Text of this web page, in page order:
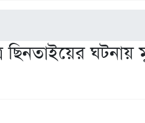
ছিনতাইয়ের ঘটনায়